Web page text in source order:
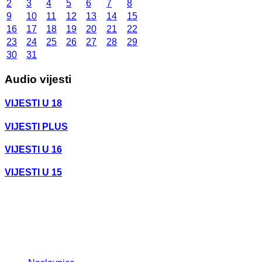
2 3 4 5 6 7
8
9
10 11 12 13 14
15
16
17 18 19 20 21
22
23
24 25 26 27 28
29
30
31
Audio vijesti
VIJESTI U 18
VIJESTI PLUS
VIJESTI U 16
VIJESTI U 15